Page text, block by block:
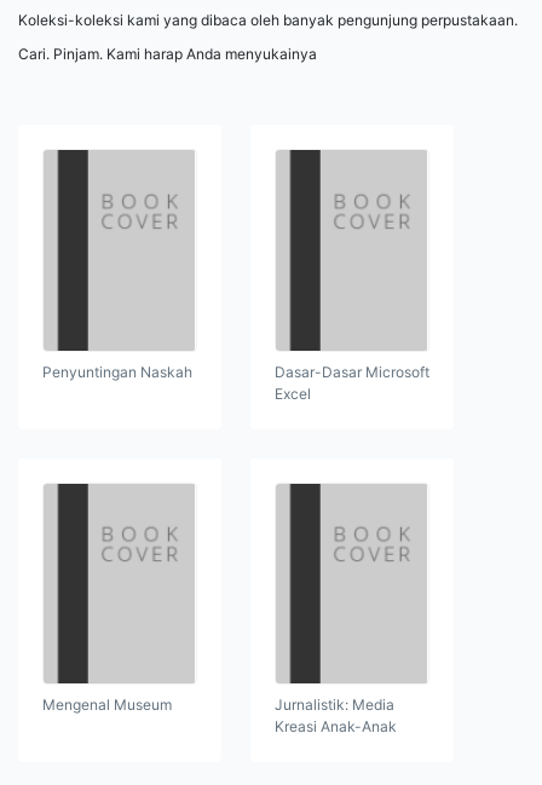
Koleksi-koleksi kami yang dibaca oleh banyak pengunjung perpustakaan.
Cari. Pinjam. Kami harap Anda menyukainya
Penyuntingan Naskah
Dasar-Dasar Microsoft
Excel
Mengenal Museum
Jurnalistik: Media
Kreasi Anak-Anak